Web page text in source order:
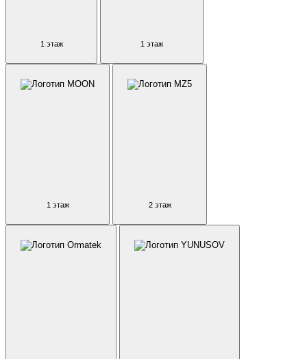
1 этаж 1 этаж
1 этаж 2 этаж